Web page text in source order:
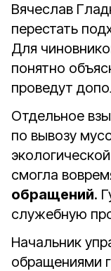
Вячеслав
перестать
Для
понятно
проведут
Отдельное
по вывозу
смогла
обращений.
служебную
Начальник
обращениями